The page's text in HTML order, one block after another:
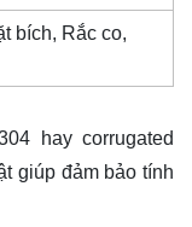
bích, Rắc co,
hay corrugated
giúp đảm bảo tính